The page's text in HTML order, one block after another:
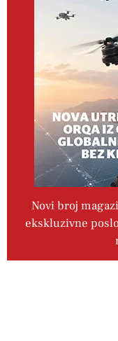
Novi broj
ekskluzivne